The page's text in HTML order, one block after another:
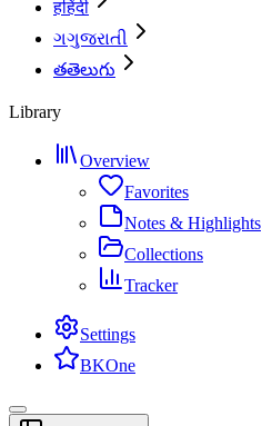
हहिंदी
ગગુજરાતી
తతెలుగు
Library
Overview
Favorites
Notes & Highlights
Collections
Tracker
Settings
BKOne